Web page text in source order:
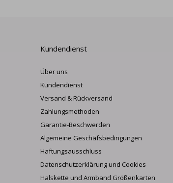
Kundendienst
Über uns
Kundendienst
Versand & Rückversand
Zahlungsmethoden
Garantie-Beschwerden
Algemeine Geschäfsbedingungen
Haftungsausschluss
Datenschutzerklärung und Cookies
Halskette und Armband Größenkarten